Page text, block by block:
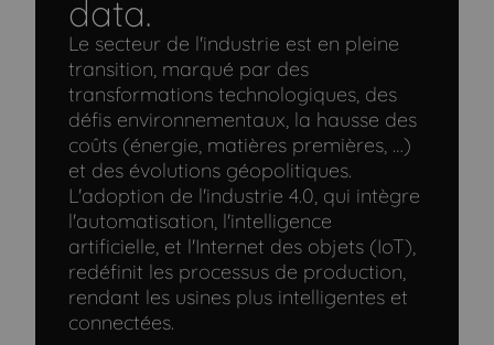
data.
Le secteur de l'industrie est en pleine
transition, marqué par des
transformations technologiques, des
défis environnementaux, la hausse des
coûts (énergie, matières premières, …)
et des évolutions géopolitiques.
L'adoption de l'industrie 4.0, qui intègre
l'automatisation, l'intelligence
artificielle, et l'Internet des objets (IoT),
redéfinit les processus de production,
rendant les usines plus intelligentes et
connectées.